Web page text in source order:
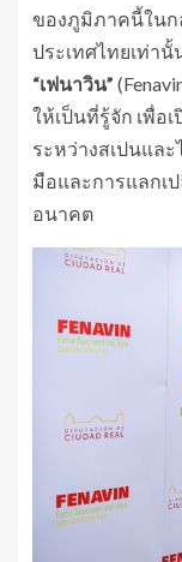
ของภูมิภาคนี้ใน
ประเทศไทยเท่า
“เฟนาวิน”
ให้เป็นที่รู้จัก เพื่อ
ระหว่างสเปนแล
มือและการแลกเ
อนาคต